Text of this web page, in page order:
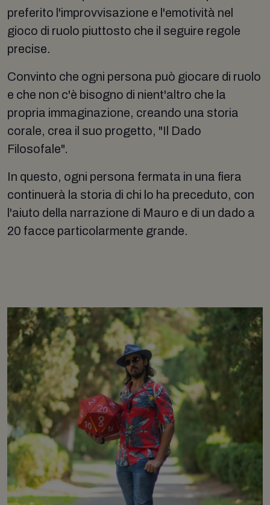
preferito l'improvvisazione e l'emotività nel
gioco di ruolo piuttosto che il seguire regole
precise.
Convinto che ogni persona può giocare di ruolo
e che non c'è bisogno di nient'altro che la
propria immaginazione, creando una storia
corale, crea il suo progetto, "Il Dado
Filosofale".
In questo, ogni persona fermata in una fiera
continuerà la storia di chi lo ha preceduto, con
l'aiuto della narrazione di Mauro e di un dado a
20 facce particolarmente grande.